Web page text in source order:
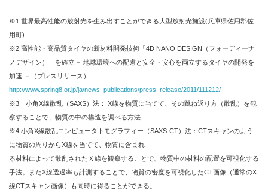
※1 世界最高性能の放射光を生み出すことができる大型放射光施設(兵庫県佐用郡佐
用町)
※2 高性能・高品質タイヤの新材料開発技術「4D NANO DESIGN（フォーディーナ
ノデザイン）」を確立－ 地球環境への配慮と安全・安心を両立するタイヤの開発を
加速 －（プレスリリース）
http://www.spring8.or.jp/ja/news_publications/press_release/2011/111212/
※3 小角X線散乱（SAXS）法： X線を物質に当てて、その跳ね返り方（散乱）を観
察することで、物質の中の構造を調べる方法
※4 小角X線散乱コンピュータトモグラフィー（SAXS-CT）法：CTスキャンのよう
に物質の周りからX線を当てて、物質に含まれ
る材料によって散乱されたＸ線を観察することで、物質中の材料の配置を可視化する
手法。またX線透過率も計測することで、物質の密度を可視化したCT画像（通常のX
線CTスキャン画像）も同時に得ることができる。